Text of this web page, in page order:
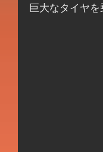
巨大なタイヤを